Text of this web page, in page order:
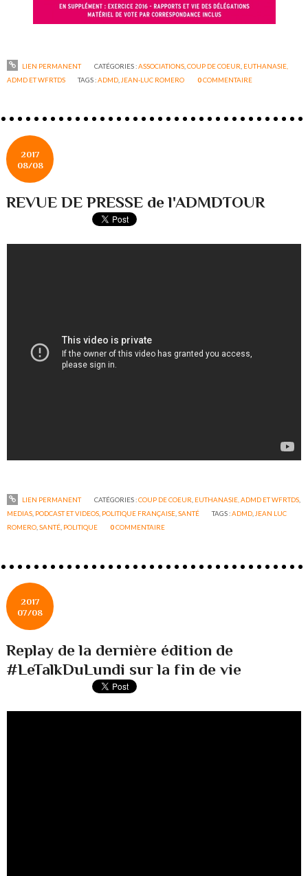
LIEN PERMANENT CATÉGORIES :ASSOCIATIONS, COUP DE COEUR EUTHANASIE,
ADMD ET WFRTDS
TAGS :ADMD JEAN-LUC ROMERO 0COMMENTAIRE
2017
08/08
REVUE DE PRESSE de l'ADMDTOUR
LIEN PERMANENT CATÉGORIES :COUP DE COEUR EUTHANASIE, ADMD ET WFRTDS,
MEDIAS PODCAST ET VIDEOS POLITIQUE FRANÇAISE ,SANTÉ TAGS :ADMD JEAN LUC
ROMERO ,SANTÉ POLITIQUE 0COMMENTAIRE
2017
07/08
Replay de la dernière édition de
#LeTalkDuLundi sur la fin de vie